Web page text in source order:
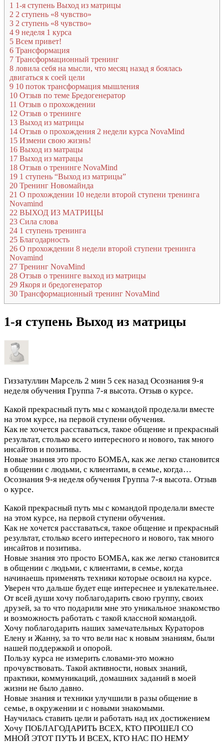
1 1-я ступень Выход из матрицы
2 2 ступень «8 чувство»
3 2 ступень «8 чувство»
4 9 неделя 1 курса
5 Всем привет!
6 Трансформация
7 Трансформационный тренинг
8 ловила себя на мысли, что месяц назад я боялась
двигаться к соей цели
9 10 поток трансформация мышления
10 Отзыв по теме Бредогенератор
11 Отзыв о прохождении
12 Отзыв о тренинге
13 Выход из матрицы
14 Отзыв о прохождения 2 недели курса NovaMind
15 Измени свою жизнь!
16 Выход из матрацы
17 Выход из матрацы
18 Отзыв о тренинге NovaMind
19 1 ступень “Выход из матрицы”
20 Тренинг Новомайнда
21 О прохождении 10 недели второй ступени тренинга
Novamind
22 ВЫХОД ИЗ МАТРИЦЫ
23 Сила слова
24 1 ступень тренинга
25 Благодарность
26 О прохождении 8 недели второй ступени тренинга
Novamind
27 Тренинг NovaMind
28 Отзыв о тренинге выход из матрицы
29 Якоря и бредогенератор
30 Трансформационный тренинг NovaMind
1-я ступень Выход из матрицы
Гиззатуллин Марсель 2 мин 5 сек назад Осознания 9-я
неделя обучения Группа 7-я высота. Отзыв о курсе.
Какой прекрасный путь мы с командой проделали вместе
на этом курсе, на первой ступени обучения.
Как не хочется расставаться, такое общение и прекрасный
результат, столько всего интересного и нового, так много
инсайтов и позитива.
Новые знания это просто БОМБА, как же легко становится
в общении с людьми, с клиентами, в семье, когда…
Осознания 9-я неделя обучения Группа 7-я высота. Отзыв
о курсе.
Какой прекрасный путь мы с командой проделали вместе
на этом курсе, на первой ступени обучения.
Как не хочется расставаться, такое общение и прекрасный
результат, столько всего интересного и нового, так много
инсайтов и позитива.
Новые знания это просто БОМБА, как же легко становится
в общении с людьми, с клиентами, в семье, когда
начинаешь применять техники которые освоил на курсе.
Уверен что дальше будет еще интереснее и увлекательнее.
От всей души хочу поблагодарить свою группу, своих
друзей, за то что подарили мне это уникальное знакомство
и возможность работать с такой классной командой.
Хочу поблагодарить наших замечательных Кураторов
Елену и Жанну, за то что вели нас к новым знаниям, были
нашей поддержкой и опорой.
Пользу курса не измерить словами-это можно
прочувствовать. Такой активности, новых знаний,
практики, коммуникаций, домашних заданий в моей
жизни не было давно.
Новые знания и техники улучшили в разы общение в
семье, в окружении и с новыми знакомыми.
Научилась ставить цели и работать над их достижением
Хочу ПОБЛАГОДАРИТЬ ВСЕХ, КТО ПРОШЕЛ СО
МНОЙ ЭТОТ ПУТЬ И ВСЕХ, КТО НАС ПО НЕМУ